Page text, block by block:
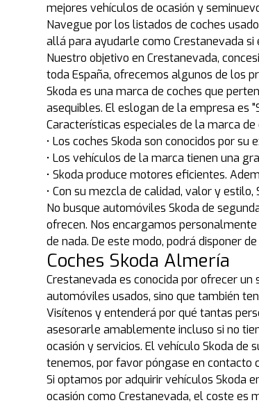
mejores vehículos de ocasión y
Navegue por los listados de coches
allá para ayudarle como Crestanevada
Nuestro objetivo en Crestanevada,
toda España, ofrecemos algunos de los
Skoda es una marca de coches que
asequibles. El eslogan de la empresa es
Características especiales de la marca de
• Los coches Skoda son conocidos por
• Los vehículos de la marca tienen una
• Skoda produce motores eficientes.
• Con su mezcla de calidad, valor y
No busque automóviles Skoda de
ofrecen. Nos encargamos
de nada. De este modo, podrá disponer
Coches Skoda Almería
Crestanevada es conocida por ofrecer
automóviles usados, sino que también
Visítenos y entenderá por qué tantas
asesorarle amablemente incluso si no
ocasión y servicios. El vehículo Skoda de
tenemos, por favor póngase en contacto
Si optamos por adquirir vehículos Skoda
ocasión como Crestanevada, el coste es